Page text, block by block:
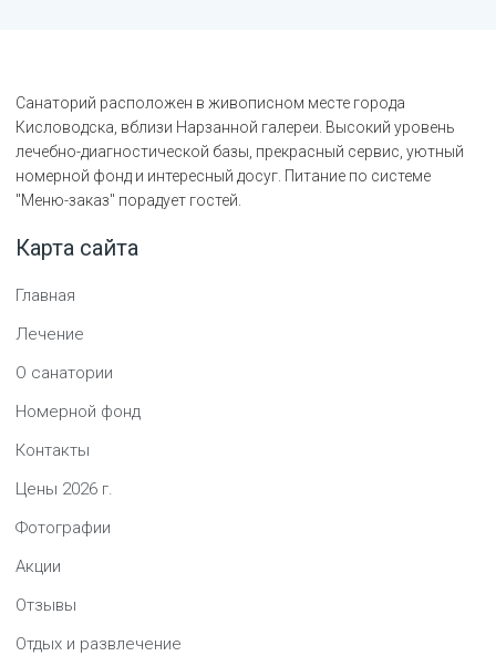
Санаторий расположен в живописном месте города
Кисловодска, вблизи Нарзанной галереи. Высокий уровень
лечебно-диагностической базы, прекрасный сервис, уютный
номерной фонд и интересный досуг. Питание по системе
"Меню-заказ" порадует гостей.
Карта сайта
Главная
Лечение
О санатории
Номерной фонд
Контакты
Цены 2026 г.
Фотографии
Акции
Отзывы
Отдых и развлечение